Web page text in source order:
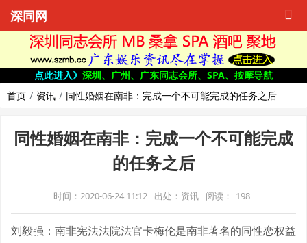
深同网
点此进入》 深圳、广州、广东同志会所、SPA、按摩导航
首页
资讯 同性婚姻在南非：完成一个不可能完成的任务之后
同性婚姻在南非：完成一个不可能完成
的任务之后
时间：2020-06-24 11:12 出处：资讯 阅读： 198
刘毅强：南非宪法法院法官卡梅伦是南非著名的同性恋权益